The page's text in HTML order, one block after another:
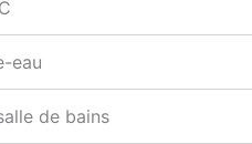
eau
de bains